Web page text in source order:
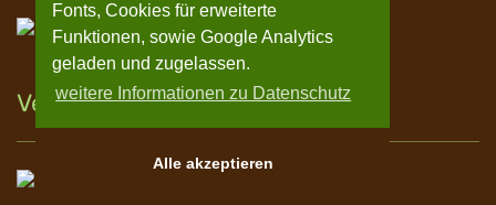
Fonts, Cookies für erweiterte
Funktionen, sowie Google Analytics
geladen und zugelassen.
weitere Informationen zu Datenschutz
Alle akzeptieren
EC Zahlung
Versand